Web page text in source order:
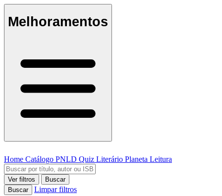
Melhoramentos
Home Catálogo PNLD Quiz Literário Planeta Leitura
Ver filtros
Buscar
Buscar
Limpar filtros